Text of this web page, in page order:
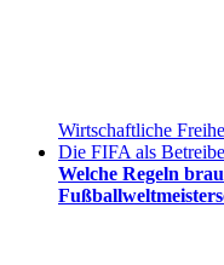
Wirtschaftliche
Die FIFA als
Welche Regeln